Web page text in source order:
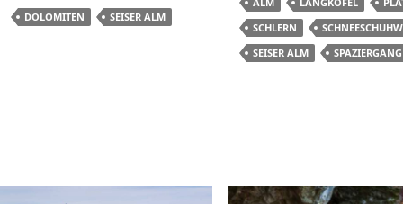
DOLOMITEN SEISER ALM
SCHLERN
SEISER ALM
SPAZIERGANG